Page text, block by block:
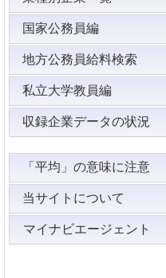
国家公務員編
地方公務員給料検索
私立大学教員編
収録企業データの状況
「平均」の意味に注意
当サイトについて
マイナビエージェント